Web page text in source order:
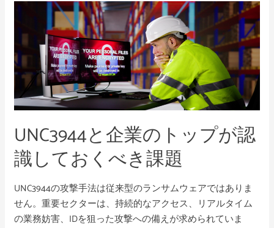
UNC3944と企業のトップが認
識しておくべき課題
UNC3944の攻撃手法は従来型のランサムウェアではありま
せん。重要セクターは、持続的なアクセス、リアルタイム
の業務妨害、IDを狙った攻撃への備えが求められていま
UNC3944
と
企
業
の
ト
ッ
プ
が
認
識
て
お
く